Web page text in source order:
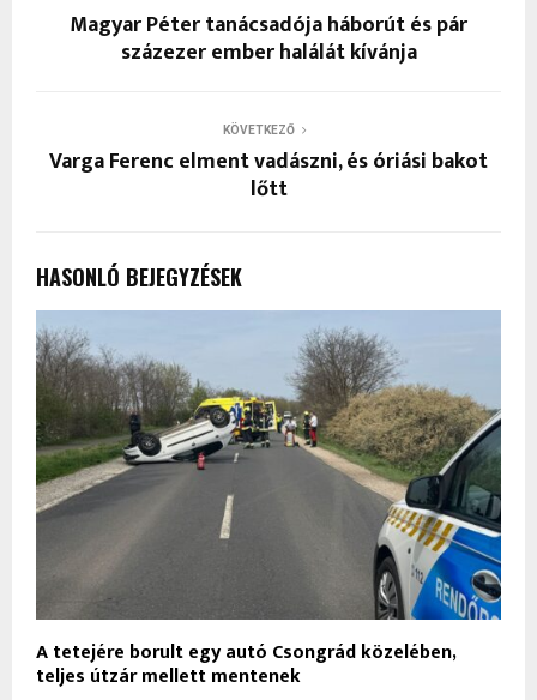
Magyar Péter tanácsadója háborút és pár
százezer ember halálát kívánja
KÖVETKEZŐ
Varga Ferenc elment vadászni, és óriási bakot
lőtt
HASONLÓ BEJEGYZÉSEK
A tetejére borult egy autó Csongrád közelében,
teljes útzár mellett mentenek